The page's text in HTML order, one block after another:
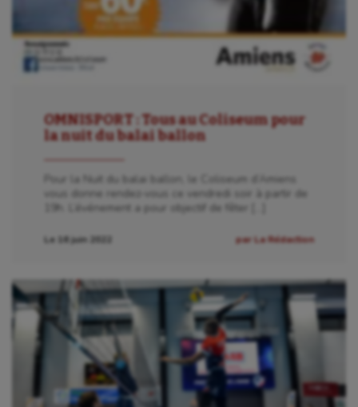
OMNISPORT : Tous au Coliseum pour
la nuit du balai ballon
Pour la Nuit du balai ballon, le Coliseum d’Amiens
vous donne rendez-vous ce vendredi soir à partir de
19h. L’événement a pour objectif de fêter […]
Le 16 juin 2022 par La Rédaction